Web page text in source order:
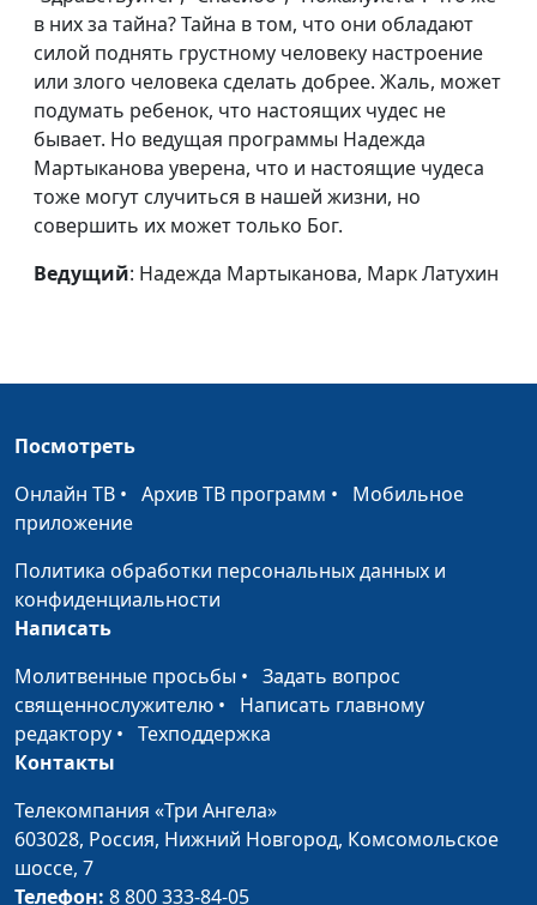
в них за тайна? Тайна в том, что они обладают
силой поднять грустному человеку настроение
или злого человека сделать добрее. Жаль, может
подумать ребенок, что настоящих чудес не
бывает. Но ведущая программы Надежда
Мартыканова уверена, что и настоящие чудеса
тоже могут случиться в нашей жизни, но
совершить их может только Бог.
Ведущий: Надежда Мартыканова, Марк Латухин
Посмотреть
Онлайн ТВ • Архив ТВ программ • Мобильное
приложение
Политика обработки персональных данных и
конфиденциальности
Написать
Молитвенные просьбы • Задать вопрос
священнослужителю • Написать главному
редактору • Техподдержка
Контакты
Телекомпания «Три Ангела»
603028, Россия, Нижний Новгород, Комсомольское
шоссе, 7
Телефон: 8 800 333-84-05